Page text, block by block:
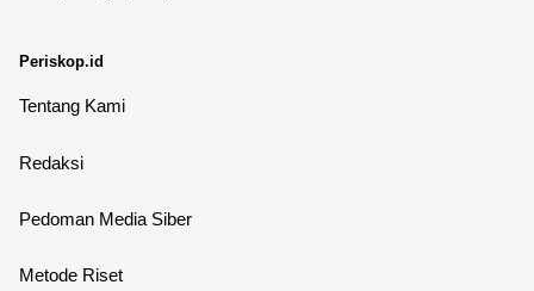
Periskop.id
Tentang Kami
Redaksi
Pedoman Media Siber
Metode Riset